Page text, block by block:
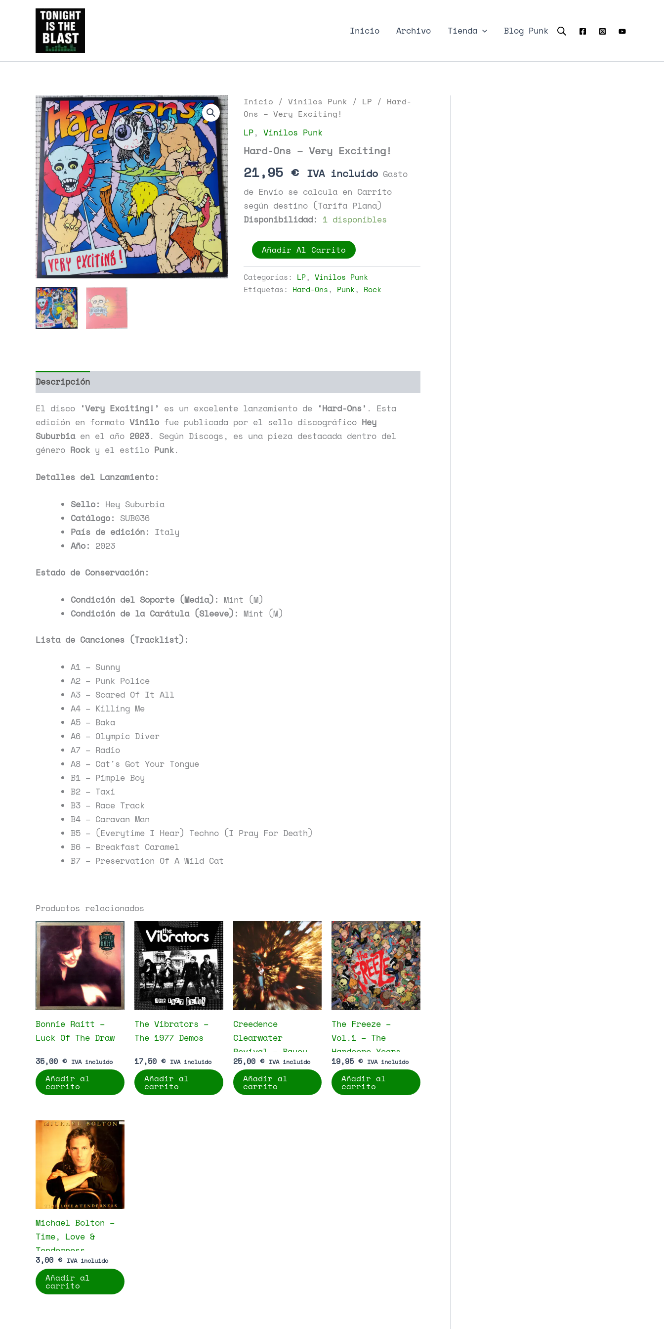
contenido
Inicio Archivo Tienda Blog Punk
Inicio / Vinilos Punk / LP / Hard-
Ons – Very Exciting!
LP, Vinilos Punk
Hard-Ons – Very Exciting!
21,95 € IVA incluido Gasto
de Envío se calcula en Carrito
según destino (Tarifa Plana)
Disponibilidad: 1 disponibles
Hard-
Ons
-
Very
Exciting!
cantidad
Añadir Al Carrito
Categorías: LP, Vinilos Punk
Etiquetas: Hard-Ons, Punk, Rock
Descripción
El disco ‘Very Exciting!’ es un excelente lanzamiento de ‘Hard-Ons’ . Esta
edición en formato Vinilo fue publicada por el sello discográfico Hey
Suburbiaen el año 2023. Según Discogs, es una pieza destacada dentro del
género Rock y el estilo Punk.
Detalles del Lanzamiento:
Sello: Hey Suburbia
Catálogo: SUB036
País de edición: Italy
Año: 2023
Estado de Conservación:
Condición del Soporte (Media): Mint (M)
Condición de la Carátula (Sleeve): Mint (M)
Lista de Canciones (Tracklist):
A1 – Sunny
A2 – Punk Police
A3 – Scared Of It All
A4 – Killing Me
A5 – Baka
A6 – Olympic Diver
A7 – Radio
A8 – Cat's Got Your Tongue
B1 – Pimple Boy
B2 – Taxi
B3 – Race Track
B4 – Caravan Man
B5 – (Everytime I Hear) Techno (I Pray For Death)
B6 – Breakfast Caramel
B7 – Preservation Of A Wild Cat
Productos relacionados
Bonnie Raitt –
Luck Of The Draw
35,00 € IVA incluido
Añadir al
carrito
The Vibrators –
The 1977 Demos
17,50 € IVA incluido
Añadir al
carrito
Creedence
Clearwater
Revival – Bayou
Country
25,00 € IVA incluido
Añadir al
carrito
The Freeze –
Vol.1 – The
Hardcore Years
19,95€ IVA incluido
Añadir al
carrito
Michael Bolton –
Time, Love &
Tenderness
3,00 € IVA incluido
Añadir al
carrito